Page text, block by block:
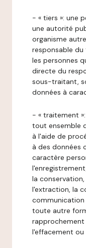
- « tiers »: une
une autorité
organisme
responsable
les personnes
directe du
sous-traitant,
données à
- « traitement
tout ensemble
à l'aide de
à des données
caractère
la
l'extraction, la
communication
toute autre
rapprochement
l'effacement